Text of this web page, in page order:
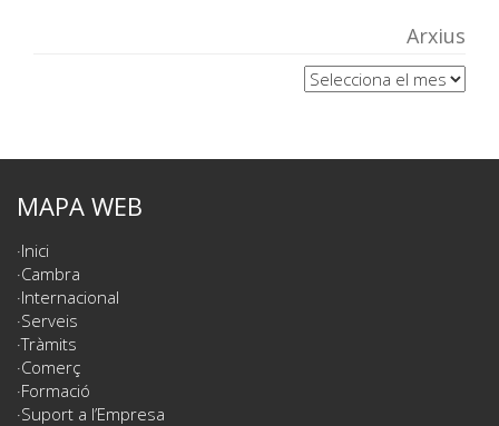
Arxius
Arxius
MAPA WEB
Inici
Cambra
Internacional
Serveis
Tràmits
Comerç
Formació
Suport a l’Empresa